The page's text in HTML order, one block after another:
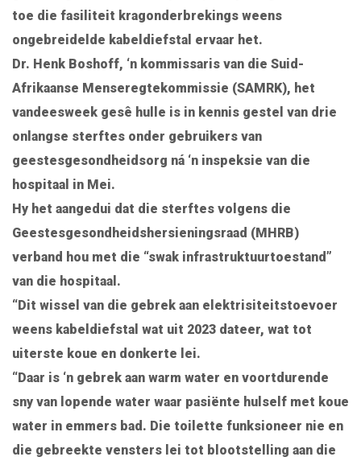
toe die fasiliteit kragonderbrekings weens
ongebreidelde kabeldiefstal ervaar het.
Dr. Henk Boshoff, ‘n kommissaris van die Suid-
Afrikaanse Menseregtekommissie (SAMRK), het
vandeesweek gesê hulle is in kennis gestel van drie
onlangse sterftes onder gebruikers van
geestesgesondheidsorg ná ‘n inspeksie van die
hospitaal in Mei.
Hy het aangedui dat die sterftes volgens die
Geestesgesondheidshersieningsraad (MHRB)
verband hou met die “swak infrastruktuurtoestand”
van die hospitaal.
“Dit wissel van die gebrek aan elektrisiteitstoevoer
weens kabeldiefstal wat uit 2023 dateer, wat tot
uiterste koue en donkerte lei.
“Daar is ‘n gebrek aan warm water en voortdurende
sny van lopende water waar pasiënte hulself met koue
water in emmers bad. Die toilette funksioneer nie en
die gebreekte vensters lei tot blootstelling aan die